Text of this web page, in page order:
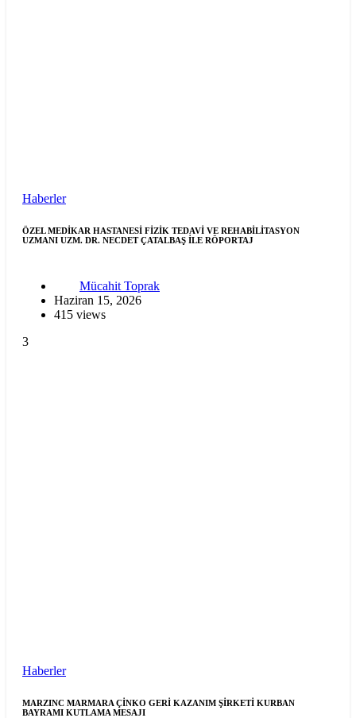
Haberler
ÖZEL MEDİKAR HASTANESİ FİZİK TEDAVİ VE REHABİLİTASYON
UZMANI UZM. DR. NECDET ÇATALBAŞ İLE RÖPORTAJ
Mücahit Toprak
Haziran 15, 2026
415 views
3
Haberler
MARZINC MARMARA ÇİNKO GERİ KAZANIM ŞİRKETİ KURBAN
BAYRAMI KUTLAMA MESAJI